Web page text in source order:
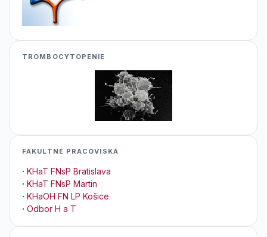
TROMBOCYTOPENIE
FAKULTNÉ PRACOVISKÁ
· KHaT FNsP Bratislava
· KHaT FNsP Martin
· KHaOH FN LP Košice
· Odbor H a T